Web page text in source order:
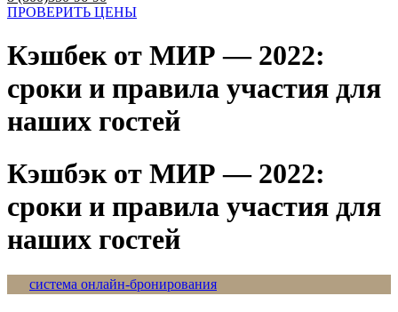
ПРОВЕРИТЬ ЦЕНЫ
Кэшбек от МИР — 2022:
сроки и правила участия для
наших гостей
Кэшбэк от МИР — 2022:
сроки и правила участия для
наших гостей
система онлайн-бронирования